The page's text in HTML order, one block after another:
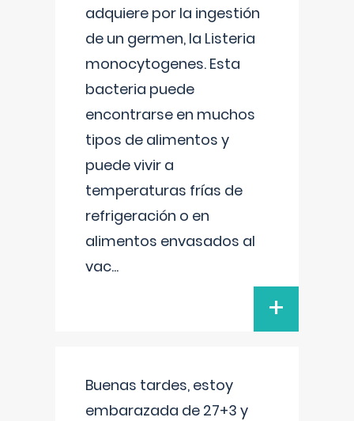
adquiere por la ingestión
de un germen, la Listeria
monocytogenes. Esta
bacteria puede
encontrarse en muchos
tipos de alimentos y
puede vivir a
temperaturas frías de
refrigeración o en
alimentos envasados al
vac...
+
Buenas tardes, estoy
embarazada de 27+3 y